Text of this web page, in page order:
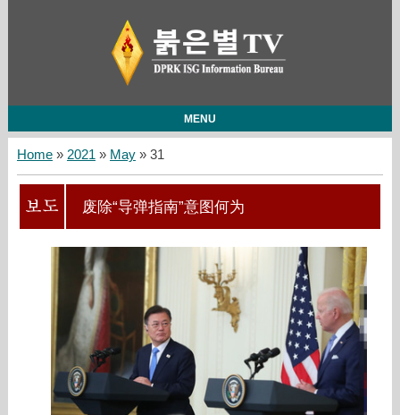
MENU
Home» 2021 » May » 31
废除“导弹指南”意图何为